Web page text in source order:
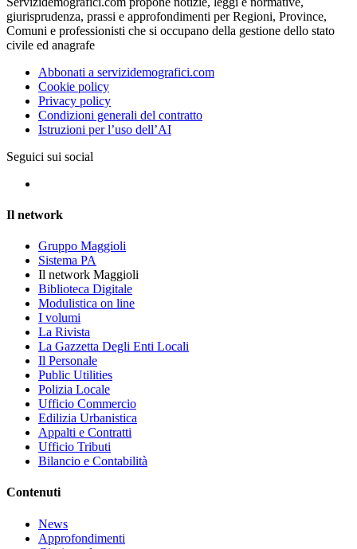
giurisprudenza, prassi e approfondimenti per Regioni, Province,
Comuni e professionisti che si occupano della gestione dello stato
civile ed anagrafe
Abbonati a servizidemografici.com
Cookie policy
Privacy policy
Condizioni generali del contratto
Istruzioni per l’uso dell’AI
Seguici sui social
Il network
Gruppo Maggioli
Sistema PA
Il network Maggioli
Biblioteca Digitale
Modulistica on line
I volumi
La Rivista
La Gazzetta Degli Enti Locali
Il Personale
Public Utilities
Polizia Locale
Ufficio Commercio
Edilizia Urbanistica
Appalti e Contratti
Ufficio Tributi
Bilancio e Contabilità
Contenuti
News
Approfondimenti